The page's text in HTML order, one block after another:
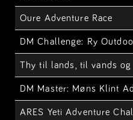
Oure Adventure Race
DM Challenge: Ry
Thy til lands, til vands
DM Master: Møns Klint
ARES Yeti Adventure